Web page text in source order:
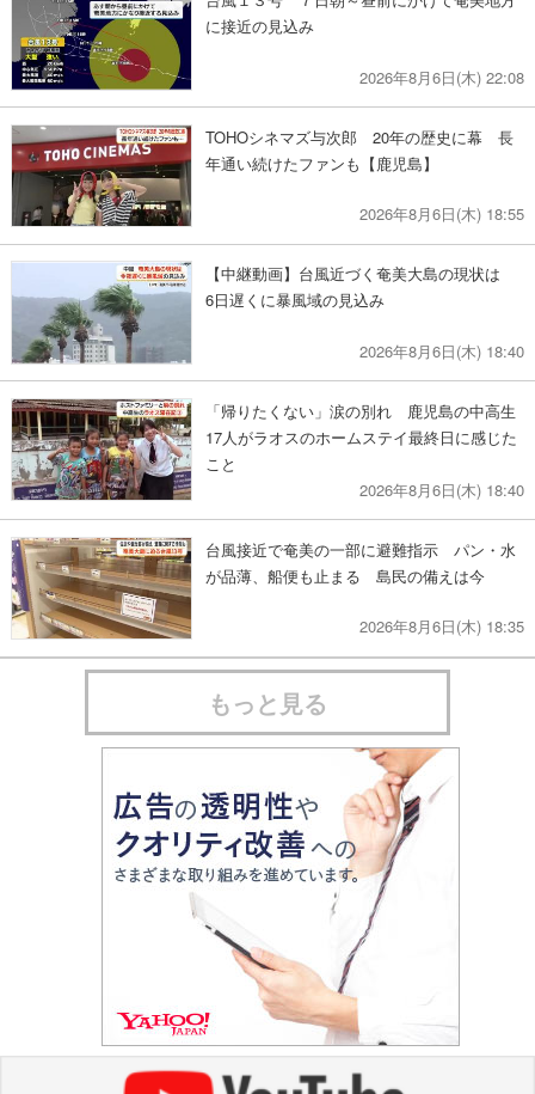
に接近の見込み
2026年8月6日(木) 22:08
TOHOシネマズ与次郎 20年の歴史に幕 長
年通い続けたファンも【鹿児島】
2026年8月6日(木) 18:55
【中継動画】台風近づく奄美大島の現状は
6日遅くに暴風域の見込み
2026年8月6日(木) 18:40
「帰りたくない」涙の別れ 鹿児島の中高生
17人がラオスのホームステイ最終日に感じた
こと
2026年8月6日(木) 18:40
台風接近で奄美の一部に避難指示 パン・水
が品薄、船便も止まる 島民の備えは今
2026年8月6日(木) 18:35
もっと見る